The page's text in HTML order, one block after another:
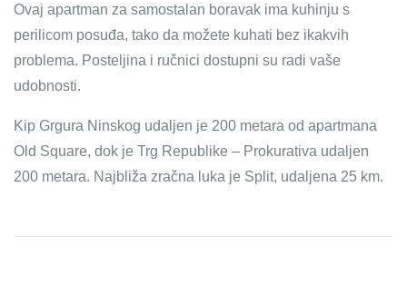
Ovaj apartman za samostalan boravak ima kuhinju s
perilicom posuđa, tako da možete kuhati bez ikakvih
problema. Posteljina i ručnici dostupni su radi vaše
udobnosti.
Kip Grgura Ninskog udaljen je 200 metara od apartmana
Old Square, dok je Trg Republike – Prokurativa udaljen
200 metara. Najbliža zračna luka je Split, udaljena 25 km.